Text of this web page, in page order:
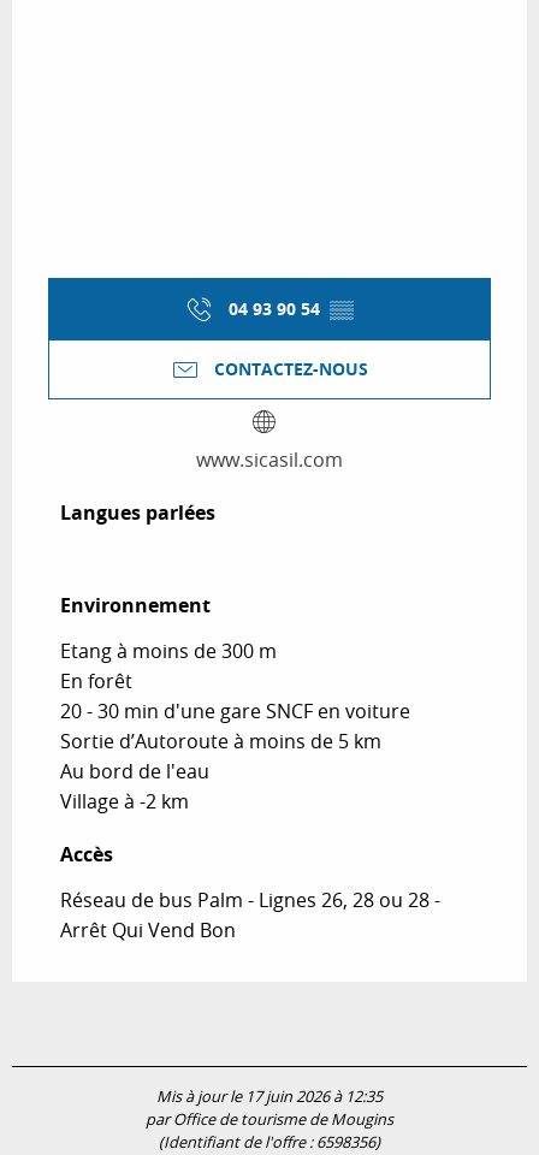
04 93 90 54 ▒▒
CONTACTEZ-NOUS
www.sicasil.com
Langues parlées
Langues parlées
Environnement
Environnement
Etang à moins de 300 m
En forêt
20 - 30 min d'une gare SNCF en voiture
Sortie d’Autoroute à moins de 5 km
Au bord de l'eau
Village à -2 km
Accès
Accès
Réseau de bus Palm - Lignes 26, 28 ou 28 -
Arrêt Qui Vend Bon
Mis à jour le 17 juin 2026 à 12:35
par Office de tourisme de Mougins
(Identifiant de l'offre :6598356)